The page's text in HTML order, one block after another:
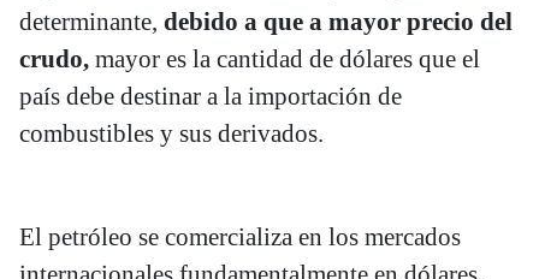
determinante, debido a que a mayor precio del
crudo, mayor es la cantidad de dólares que el
país debe destinar a la importación de
combustibles y sus derivados.
El petróleo se comercializa en los mercados